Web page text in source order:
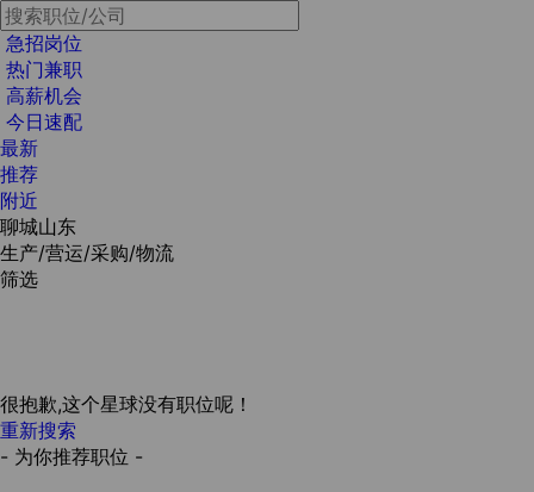
急招岗位
热门兼职
高薪机会
今日速配
最新
推荐
附近
聊城山东
生产/营运/采购/物流
筛选
很抱歉,这个星球没有职位呢！
重新搜索
- 为你推荐职位 -